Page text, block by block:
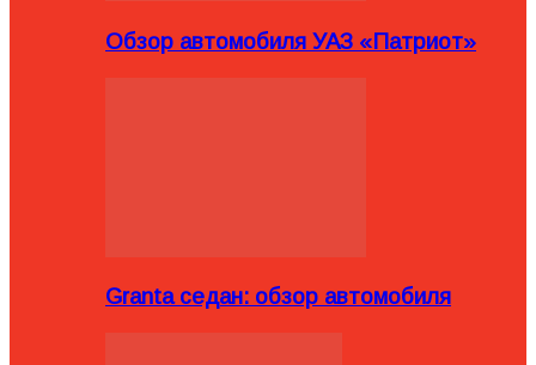
Обзор автомобиля УАЗ «Патриот»
Granta седан: обзор автомобиля